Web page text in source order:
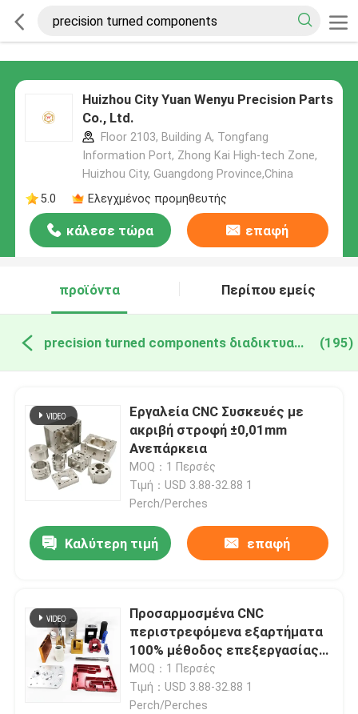
Huizhou City Yuan Wenyu Precision Parts
Co., Ltd.
Floor 2103, Building A, Tongfang
Information Port, Zhong Kai High-tech Zone,
Huizhou City, Guangdong Province,China
5.0
Ελεγχμένος προμηθευτής
κάλεσε τώρα επαφή
προϊόντα Περίπου εμείς
precision turned components διαδικτυακή κατασκευή (195)
Εργαλεία CNC Συσκευές με
ακριβή στροφή ±0,01mm
Ανεπάρκεια
MOQ：1 Περσές
Τιμή：USD 3.88-32.88 1
Perch/Perches
Καλύτερη τιμή επαφή
Προσαρμοσμένα CNC
περιστρεφόμενα εξαρτήματα
100% μέθοδος επεξεργασίας
επιθεώρησης
MOQ：1 Περσές
Τιμή：USD 3.88-32.88 1
Perch/Perches